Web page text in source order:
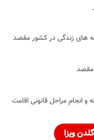
های زندگی در کشور مقصد
مقصد
انجام مراحل قانونی اقامت
ویزا